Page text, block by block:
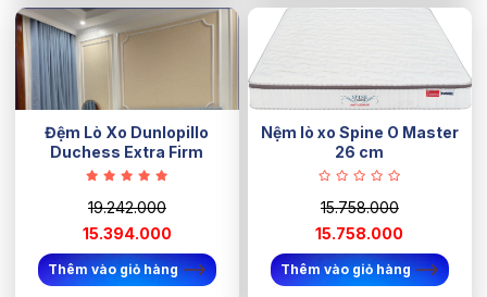
Đệm Lò Xo Dunlopillo
Duchess Extra Firm
19.242.000
15.394.000
Thêm vào giỏ hàng
Nệm lò xo Spine O Master
26 cm
15.758.000
15.758.000
Thêm vào giỏ hàng